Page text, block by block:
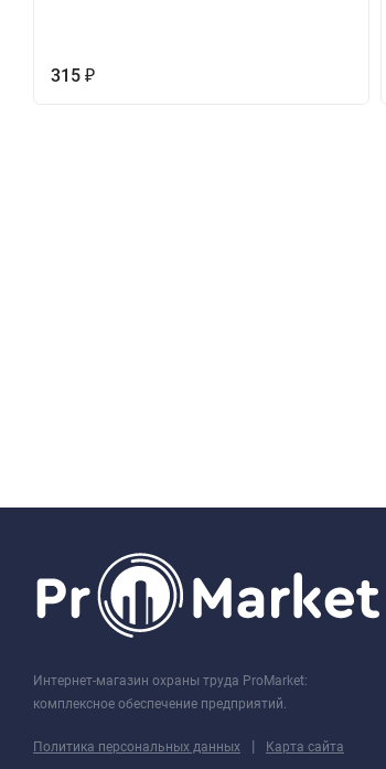
315 ₽
Интернет-магазин охраны труда ProMarket:
комплексное обеспечение предприятий.
Политика персональных данных | Карта сайта